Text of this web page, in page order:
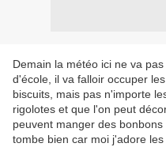
Demain la météo ici ne va
d'école, il va falloir occuper
biscuits, mais pas n'importe
rigolotes et que l'on peut
peuvent manger des
tombe bien car moi j'adore